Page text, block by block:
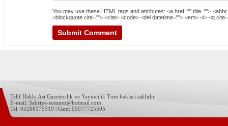
You may use these HTML tags and attributes: <a href="" title="">
<blockquote cite=""> <cite> <code> <del datetime=""> <em> <i> <q
Telif Hakki Asi Gazetecilik ve Yayincilik Tum haklari saklidir.
E-mail: Sabriye-sonmez@hotmail.com
Tel: 03266175319 | Gsm: 05077725595